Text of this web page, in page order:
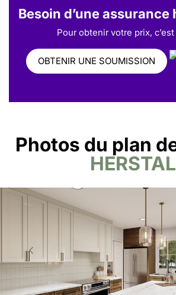
Besoin d’une assurance
Pour obtenir votre prix,
OBTENIR UNE SOUMISSION
Photos du plan
HERSTAL